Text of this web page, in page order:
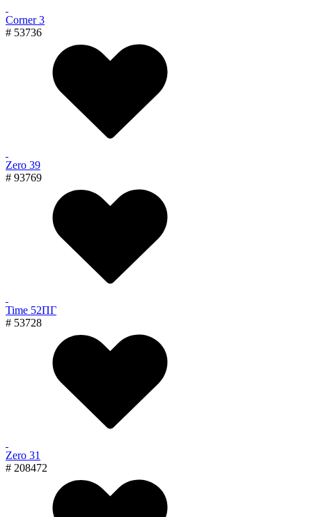
Corner 3
# 53736
Zero 39
# 93769
Time 52ПГ
# 53728
Zero 31
# 208472